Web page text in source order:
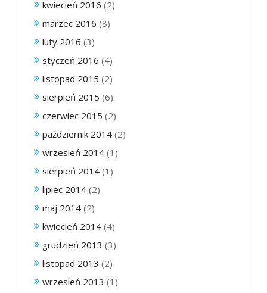
kwiecień 2016 (2)
marzec 2016 (8)
luty 2016 (3)
styczeń 2016 (4)
listopad 2015 (2)
sierpień 2015 (6)
czerwiec 2015 (2)
październik 2014 (2)
wrzesień 2014 (1)
sierpień 2014 (1)
lipiec 2014 (2)
maj 2014 (2)
kwiecień 2014 (4)
grudzień 2013 (3)
listopad 2013 (2)
wrzesień 2013 (1)